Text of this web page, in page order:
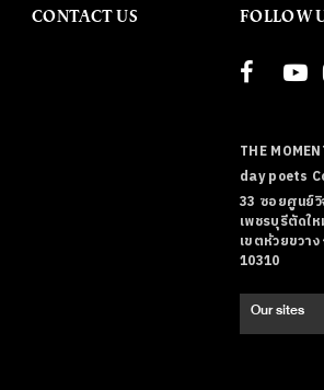
CONTACT US FOLLOW
THE
day poets
33 ซอยศูนย์วิ
เพชรบุรีตัดใ
เขตห้วยขวา
10310